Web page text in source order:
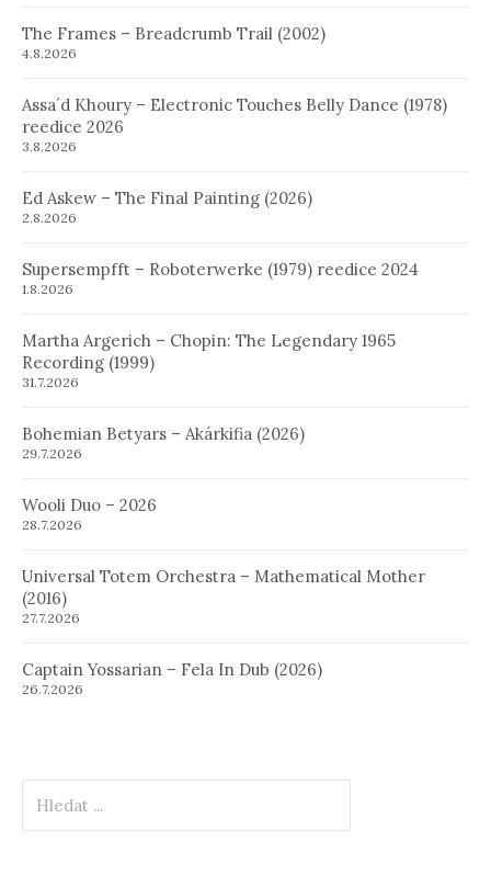
The Frames – Breadcrumb Trail (2002)
4.8.2026
Assa´d Khoury – Electronic Touches Belly Dance (1978)
reedice 2026
3.8.2026
Ed Askew – The Final Painting (2026)
2.8.2026
Supersempfft – Roboterwerke (1979) reedice 2024
1.8.2026
Martha Argerich – Chopin: The Legendary 1965
Recording (1999)
31.7.2026
Bohemian Betyars – Akárkifia (2026)
29.7.2026
Wooli Duo – 2026
28.7.2026
Universal Totem Orchestra – Mathematical Mother
(2016)
27.7.2026
Captain Yossarian – Fela In Dub (2026)
26.7.2026